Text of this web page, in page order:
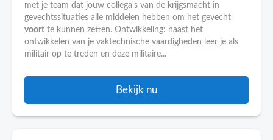
met je team dat jouw collega's van de krijgsmacht in
gevechtssituaties alle middelen hebben om het gevecht
voort te kunnen zetten. Ontwikkeling: naast het
ontwikkelen van je vaktechnische vaardigheden leer je als
militair op te treden en deze militaire...
Bekijk nu